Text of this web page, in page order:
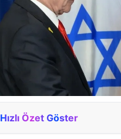
Hızlı Özet Göster